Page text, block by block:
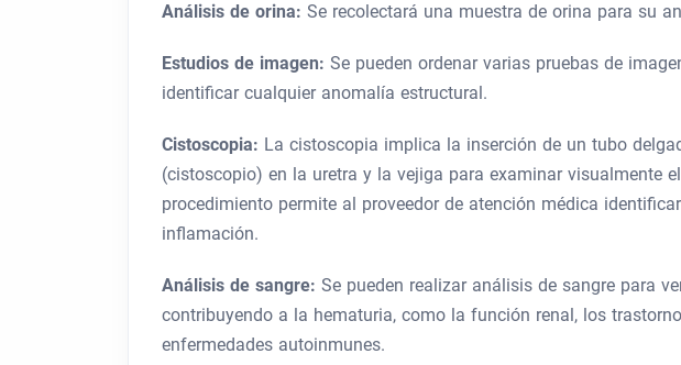
Análisis de orina: Se recolectará una muestra de orina para su
Estudios de imagen: Se pueden ordenar varias pruebas de
identificar cualquier anomalía estructural.
Cistoscopia: La cistoscopia implica la inserción de un tubo
(cistoscopio) en la uretra y la vejiga para examinar visualmente
procedimiento permite al proveedor de atención médica
inflamación.
Análisis de sangre: Se pueden realizar análisis de sangre para
contribuyendo a la hematuria, como la función renal, los
enfermedades autoinmunes.